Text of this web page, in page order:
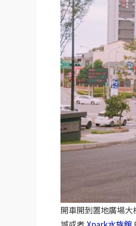
開車開到置地廣場